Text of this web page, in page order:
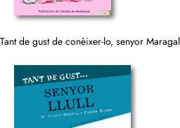
Tant de gust de conèixer-lo, senyor